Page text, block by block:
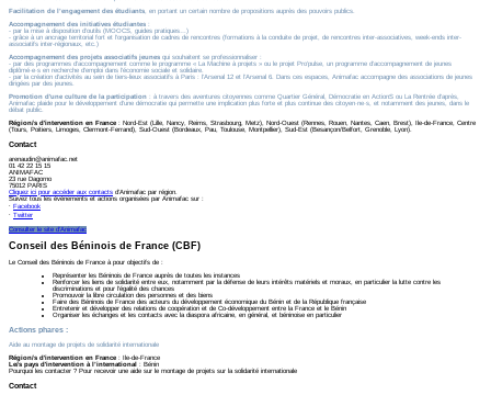
Facilitation de l’engagement des étudiants, en portant un certain nombre de propositions auprès des pouvoirs publics.
Accompagnement des initiatives étudiantes :
- par la mise à disposition d’outils (MOOCS, guides pratiques…)
- grâce à un ancrage territorial fort et l’organisation de cadres de rencontres (formations à la conduite de projet, de rencontres inter-associatives, week-ends inter-
associatifs inter-régionaux, etc.)
Accompagnement des projets associatifs jeunes qui souhaitent se professionnaliser :
- par des programmes d’accompagnement comme le programme « La Machine à projets » ou le projet Pro’pulse, un programme d’accompagnement de jeunes
diplômé·e·s en recherche d’emploi dans l’économie sociale et solidaire.
- par la création d'activités au sein de tiers-lieux associatifs à Paris : l’Arsenal 12 et l’Arsenal 6. Dans ces espaces, Animafac accompagne des associations de jeunes
dirigées par des jeunes.
Promotion d'une culture de la participation : à travers des aventures citoyennes comme Quartier Général, Démocratie en ActionS ou La Rentrée d'après,
Animafac plaide pour le développement d’une démocratie qui permette une implication plus forte et plus continue des citoyen·ne·s, et notamment des jeunes, dans le
débat public.
Région/s d'intervention en France : Nord-Est (Lille, Nancy, Reims, Strasbourg, Metz), Nord-Ouest (Rennes, Rouen, Nantes, Caen, Brest), Ile-de-France, Centre
(Tours, Poitiers, Limoges, Clermont-Ferrand), Sud-Ouest (Bordeaux, Pau, Toulouse, Montpellier), Sud-Est (Besançon/Belfort, Grenoble, Lyon).
Contact
arenaudin@animafac.net
01 42 22 15 15
ANIMAFAC
23 rue Dagorno
75012 PARIS
Cliquez ici pour accéder aux contacts d’Animafac par région.
Suivez tous les événements et actions organisées par Animafac sur :
⸱ Facebook
⸱ Twitter
Consulter le site d’Animafac
Conseil des Béninois de France (CBF)
Le Conseil des Béninois de France à pour objectifs de :
Représenter les Béninois de France auprès de toutes les instances
Renforcer les liens de solidarité entre eux, notamment par la défense de leurs intérêts matériels et moraux, en particulier la lutte contre les
discriminations et pour l’égalité des chances
Promouvoir la libre circulation des personnes et des biens
Faire des Béninois de France des acteurs du développement économique du Bénin et de la République française
Entretenir et développer des relations de coopération et de Co-développement entre la France et le Bénin
Organiser les échanges et les contacts avec la diaspora africaine, en général, et béninoise en particulier
Actions phares :
Aide au montage de projets de solidarité internationale
Région/s d'intervention en France : Ile-de-France
Le/s pays d'intervention à l’international : Bénin
Pourquoi les contacter ? Pour recevoir une aide sur le montage de projets sur la solidarité internationale
Contact